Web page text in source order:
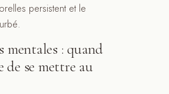
persistent et le
: quand
de se mettre au